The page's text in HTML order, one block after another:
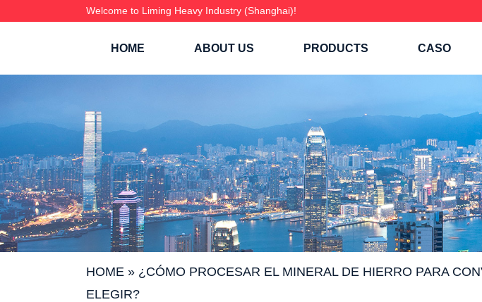
Welcome to Liming Heavy Industry (Shanghai)!
HOME ABOUT US PRODUCTS CASO
HOME » ¿CÓMO PROCESAR EL MINERAL DE HIERRO PARA
ELEGIR?